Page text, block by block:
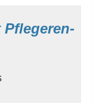
Pfle­ge­ren­